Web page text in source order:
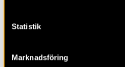
Statistik
Marknadsföring
Rasbobygden i ett